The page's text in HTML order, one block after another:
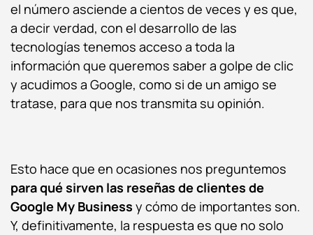
el número asciende a cientos de veces y es que,
a decir verdad, con el desarrollo de las
tecnologías tenemos acceso a toda la
información que queremos saber a golpe de clic
y acudimos a Google, como si de un amigo se
tratase, para que nos transmita su opinión.
Esto hace que en ocasiones nos preguntemos
para qué sirven las reseñas de clientes de
Google My Business y cómo de importantes son.
Y, definitivamente, la respuesta es que no solo